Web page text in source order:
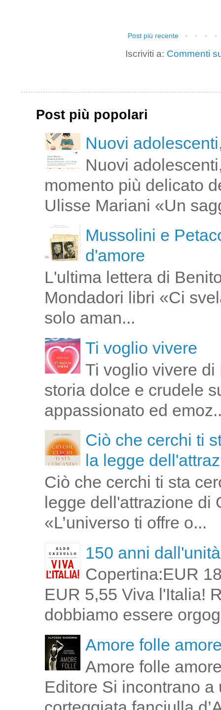
Post più recente
Iscriviti a: Commenti
Post più popolari
Nuovi
Nuovi
momento più delicato
Ulisse Mariani «Un
Mussolini e
d'amore
L'ultima lettera di
Mondadori libri «Ci
solo aman...
Ti voglio vivere
Ti voglio vivere
storia dolce e crudele
appassionato ed
Ciò che cerchi ti
la legge
Ciò che cerchi ti sta
legge dell'attrazione di
«L’universo ti offre o...
150 anni
Copertina:EUR
EUR 5,55 Viva l'Italia!
dobbiamo essere
Amore folle
Amore folle
Editore Si incontrano